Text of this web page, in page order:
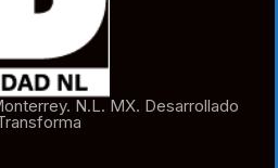
N.L. MX. Desarrollado